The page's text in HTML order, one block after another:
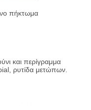
πήκτωμα
και περίγραμμα
ρυτίδα μετώπων.